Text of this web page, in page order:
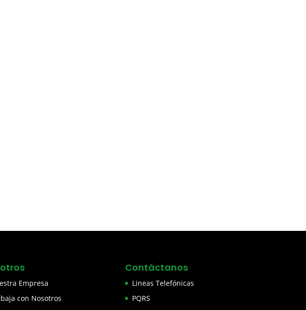
Empresa
con Nosotros
Contáctanos
Lineas Telefónicas
PQRS